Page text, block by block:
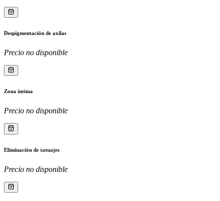
Despigmentación de axilas
Precio no disponible
Zona íntima
Precio no disponible
Eliminación de tatuajes
Precio no disponible